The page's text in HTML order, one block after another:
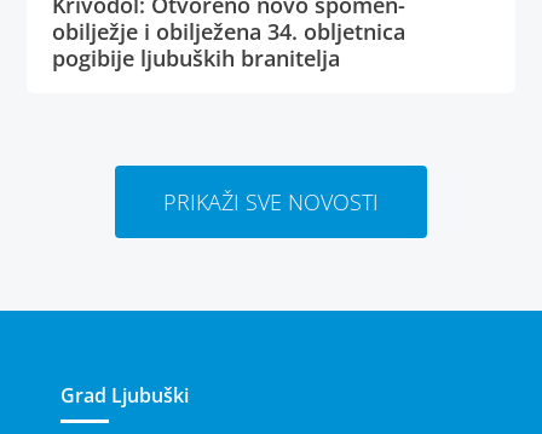
obilježje i obilježena 34. obljetnica
pogibije ljubuških branitelja
PRIKAŽI SVE NOVOSTI
Grad Ljubuški